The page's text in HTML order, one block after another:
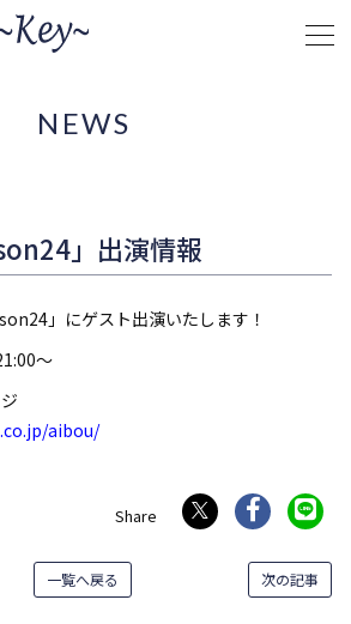
NEWS
」出演情報
」にゲスト出演いたします！
～
aibou/
一覧へ戻る 次の記事